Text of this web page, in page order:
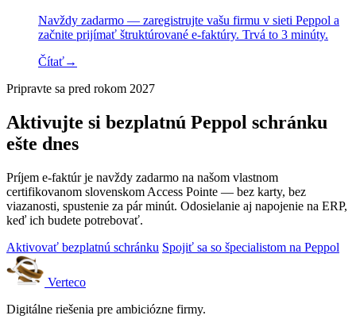
Navždy zadarmo — zaregistrujte vašu firmu v sieti Peppol a
začnite prijímať štruktúrované e-faktúry. Trvá to 3 minúty.
Čítať→
Pripravte sa pred rokom 2027
Aktivujte si bezplatnú Peppol schránku
ešte dnes
Príjem e-faktúr je navždy zadarmo na našom vlastnom
certifikovanom slovenskom Access Pointe — bez karty, bez
viazanosti, spustenie za pár minút. Odosielanie aj napojenie na ERP,
keď ich budete potrebovať.
Aktivovať bezplatnú schránku Spojiť sa so špecialistom na Peppol
Verteco
Digitálne riešenia pre ambiciózne firmy.